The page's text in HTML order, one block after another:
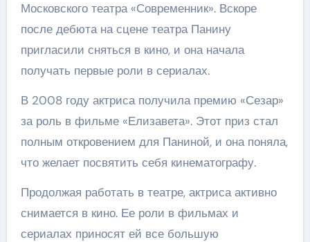
Московского театра «Современник». Вскоре
после дебюта на сцене театра Панину
пригласили сняться в кино, и она начала
получать первые роли в сериалах.
В 2008 году актриса получила премию «Сезар»
за роль в фильме «Елизавета». Этот приз стал
полным откровением для Паниной, и она поняла,
что желает посвятить себя кинематографу.
Продолжая работать в театре, актриса активно
снимается в кино. Ее роли в фильмах и
сериалах приносят ей все большую